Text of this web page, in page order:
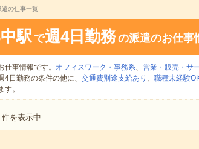
の仕事一覧
駅 で週4日勤務の派遣のお仕事
仕事情報です。 オフィスワーク・事務系、 営業・販売・サ
4日勤務の条件の他に、 交通費別途支給あり 、 職種未経験
す。
件を表示中